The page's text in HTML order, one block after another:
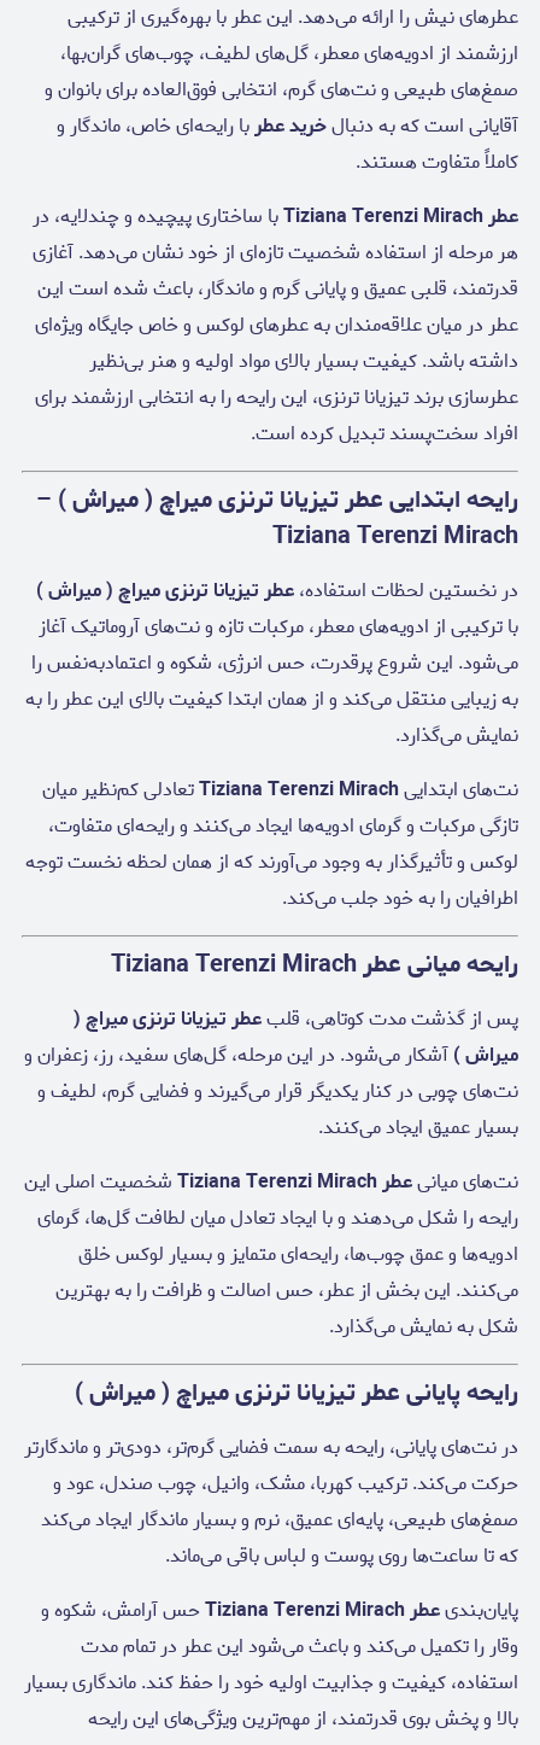
عطرهای نیش را ارائه می‌دهد. این عطر با بهره‌گیری از ترکیبی
ارزشمند از ادویه‌های معطر، گل‌های لطیف، چوب‌های گران‌بها،
صمغ‌های طبیعی و نت‌های گرم، انتخابی فوق‌العاده برای بانوان و
آقایانی است که به دنبالخرید عطربا رایحه‌ای خاص، ماندگار و
کاملاً متفاوت هستند.
عطر Tiziana Terenzi Mirach
با ساختاری پیچیده و چندلایه، در
هر مرحله از استفاده شخصیت تازه‌ای از خود نشان می‌دهد. آغازی
قدرتمند، قلبی عمیق و پایانی گرم و ماندگار، باعث شده است این
عطر در میان علاقه‌مندان به عطرهای لوکس و خاص جایگاه ویژه‌ای
داشته باشد. کیفیت بسیار بالای مواد اولیه و هنر بی‌نظیر
عطرسازی برند تیزیانا ترنزی، این رایحه را به انتخابی ارزشمند برای
افراد سخت‌پسند تبدیل کرده است.
رایحه ابتدایی عطر تیزیانا ترنزی میراچ ( میراش ) –
Tiziana Terenzi Mirach
در نخستین لحظات استفاده،عطر تیزیانا ترنزی میراچ ( میراش )
با ترکیبی از ادویه‌های معطر، مرکبات تازه و نت‌های آروماتیک آغاز
می‌شود. این شروع پرقدرت، حس انرژی، شکوه و اعتمادبه‌نفس را
به زیبایی منتقل می‌کند و از همان ابتدا کیفیت بالای این عطر را به
نمایش می‌گذارد.
نت‌های ابتداییTiziana Terenzi Mirachتعادلی کم‌نظیر میان
تازگی مرکبات و گرمای ادویه‌ها ایجاد می‌کنند و رایحه‌ای متفاوت،
لوکس و تأثیرگذار به وجود می‌آورند که از همان لحظه نخست توجه
اطرافیان را به خود جلب می‌کند.
رایحه میانی عطر Tiziana Terenzi Mirach
پس از گذشت مدت کوتاهی، قلبعطر تیزیانا ترنزی میراچ (
میراش )آشکار می‌شود. در این مرحله، گل‌های سفید، رز، زعفران و
نت‌های چوبی در کنار یکدیگر قرار می‌گیرند و فضایی گرم، لطیف و
بسیار عمیق ایجاد می‌کنند.
نت‌های میانیعطر Tiziana Terenzi Mirach
شخصیت اصلی این
رایحه را شکل می‌دهند و با ایجاد تعادل میان لطافت گل‌ها، گرمای
ادویه‌ها و عمق چوب‌ها، رایحه‌ای متمایز و بسیار لوکس خلق
می‌کنند. این بخش از عطر، حس اصالت و ظرافت را به بهترین
شکل به نمایش می‌گذارد.
رایحه پایانی عطر تیزیانا ترنزی میراچ ( میراش )
در نت‌های پایانی، رایحه به سمت فضایی گرم‌تر، دودی‌تر و ماندگارتر
حرکت می‌کند. ترکیب کهربا، مشک، وانیل، چوب صندل، عود و
صمغ‌های طبیعی، پایه‌ای عمیق، نرم و بسیار ماندگار ایجاد می‌کند
که تا ساعت‌ها روی پوست و لباس باقی می‌ماند.
پایان‌بندیعطر Tiziana Terenzi Mirach
حس آرامش، شکوه و
وقار را تکمیل می‌کند و باعث می‌شود این عطر در تمام مدت
استفاده، کیفیت و جذابیت اولیه خود را حفظ کند. ماندگاری بسیار
بالا و پخش بوی قدرتمند، از مهم‌ترین ویژگی‌های این رایحه